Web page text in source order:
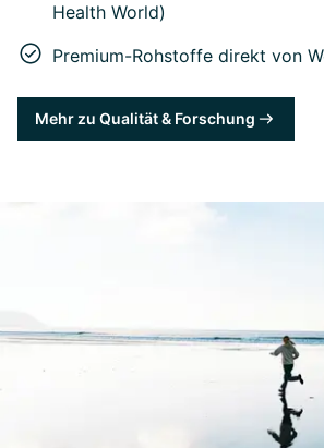
Health World)
Premium-Rohstoffe direkt von
Mehr zu Qualität & Forschung